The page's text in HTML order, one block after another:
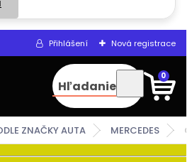
Přihlášení Nová registrace
Hľadanie
0
ZNAČKY AUTA MERCEDES